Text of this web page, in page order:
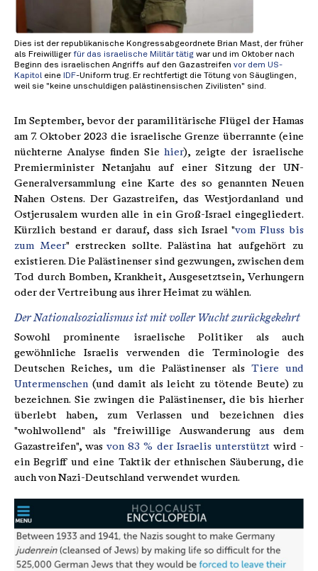
Dies ist der republikanische Kongressabgeordnete Brian Mast, der früher
als Freiwilligerfür das israelische Militär tätig war und im Oktober nach
Beginn des israelischen Angriffs auf den Gazastreifen vor dem US-
Kapitol eine IDF-Uniform trug. Er rechtfertigt die Tötung von Säuglingen,
weil sie "keine unschuldigen palästinensischen Zivilisten" sind.
Im September, bevor der paramilitärische Flügel der Hamas
am 7. Oktober 2023 die israelische Grenze überrannte (eine
nüchterne Analyse finden Siehier), zeigte der israelische
Premierminister Netanjahu auf einer Sitzung der UN-
Generalversammlung eine Karte des so genannten Neuen
Nahen Ostens. Der Gazastreifen, das Westjordanland und
Ostjerusalem wurden alle in ein Groß-Israel eingegliedert.
Kürzlich bestand er darauf, dass sich Israel "vom Fluss bis
zum Meer" erstrecken sollte. Palästina hat aufgehört zu
existieren. Die Palästinenser sind gezwungen, zwischen dem
Tod durch Bomben, Krankheit, Ausgesetztsein, Verhungern
oder der Vertreibung aus ihrer Heimat zu wählen.
Der Nationalsozialismus ist mit voller Wucht zurückgekehrt
Sowohl prominente israelische Politiker als auch
gewöhnliche Israelis verwenden die Terminologie des
Deutschen Reiches, um die Palästinenser als Tiere und
Untermenschen (und damit als leicht zu tötende Beute) zu
bezeichnen. Sie zwingen die Palästinenser, die bis hierher
überlebt haben, zum Verlassen und bezeichnen dies
"wohlwollend" als "freiwillige Auswanderung aus dem
Gazastreifen", wasvon 83 % der Israelis unterstützt wird -
ein Begriff und eine Taktik der ethnischen Säuberung, die
auch von Nazi-Deutschland verwendet wurden.